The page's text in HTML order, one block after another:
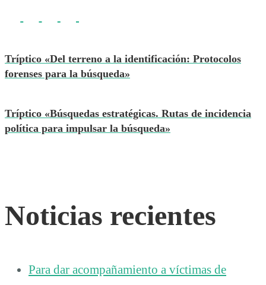
Tríptico «Del terreno a la identificación: Protocolos
forenses para la búsqueda»
Tríptico «Búsquedas estratégicas. Rutas de incidencia
política para impulsar la búsqueda»
Noticias recientes
Para dar acompañamiento a víctimas de